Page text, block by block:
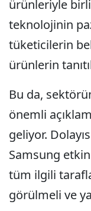
ürünleriyle
teknolojinin
tüketicilerin
ürünlerin
Bu da,
önemli
geliyor.
Samsung
tüm ilgili
görülmeli ve